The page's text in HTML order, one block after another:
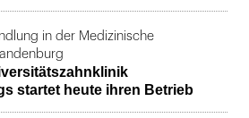
in der Medizinische
startet heute ihren Betrieb